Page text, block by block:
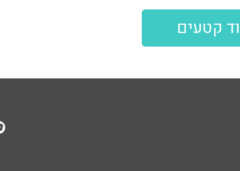
קטעים